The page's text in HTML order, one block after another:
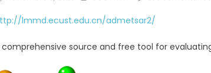
lmmd.ecust.edu.cn/admetsar2/
comprehensive source and free tool for